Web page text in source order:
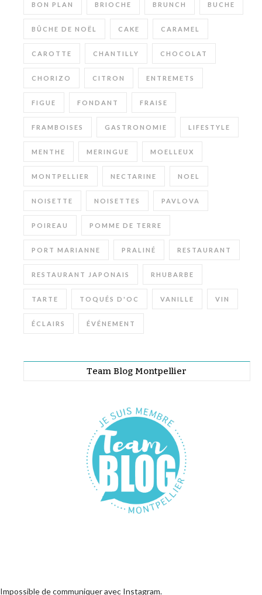
BON PLAN BRIOCHE BRUNCH BUCHE
BÛCHE DE NOËL CAKE CARAMEL
CAROTTE CHANTILLY CHOCOLAT
CHORIZO CITRON ENTREMETS
FIGUE FONDANT FRAISE
FRAMBOISES GASTRONOMIE LIFESTYLE
MENTHE MERINGUE MOELLEUX
MONTPELLIER NECTARINE NOEL
NOISETTE NOISETTES PAVLOVA
POIREAU POMME DE TERRE
PORT MARIANNE PRALINÉ RESTAURANT
RESTAURANT JAPONAIS RHUBARBE
TARTE TOQUÉS D'OC VANILLE VIN
ÉCLAIRS ÉVÉNEMENT
Team Blog Montpellier
Impossible de communiquer avec Instagram.